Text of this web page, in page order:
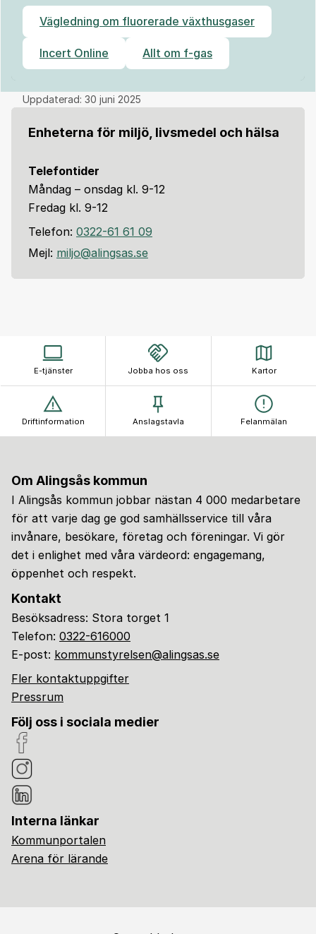
Vägledning om fluorerade växthusgaser
Incert Online Allt om f-gas
Uppdaterad: 30 juni 2025
Enheterna för miljö, livsmedel och hälsa
Telefontider
Måndag – onsdag kl. 9-12
Fredag kl. 9-12
Telefon: 0322-61 61 09
Mejl: miljo@alingsas.se
E-tjänster Jobba hos oss Kartor
Driftinformation Anslagstavla Felanmälan
Om Alingsås kommun
I Alingsås kommun jobbar nästan 4 000 medarbetare
för att varje dag ge god samhällsservice till våra
invånare, besökare, företag och föreningar. Vi gör
det i enlighet med våra värdeord: engagemang,
öppenhet och respekt.
Kontakt
Besöksadress: Stora torget 1
Telefon: 0322-616000
E-post: kommunstyrelsen@alingsas.se
Fler kontaktuppgifter
Pressrum
Följ oss i sociala medier
Interna länkar
Kommunportalen
Arena för lärande